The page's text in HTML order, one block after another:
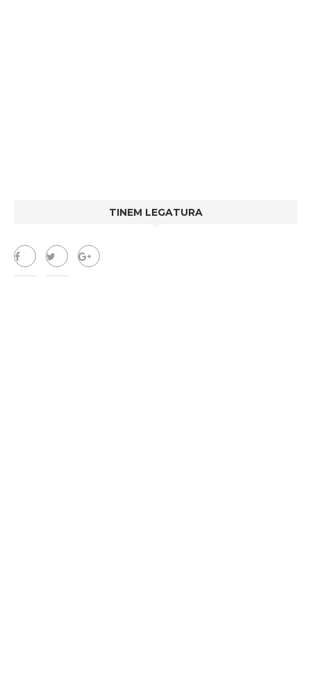
TINEM LEGATURA